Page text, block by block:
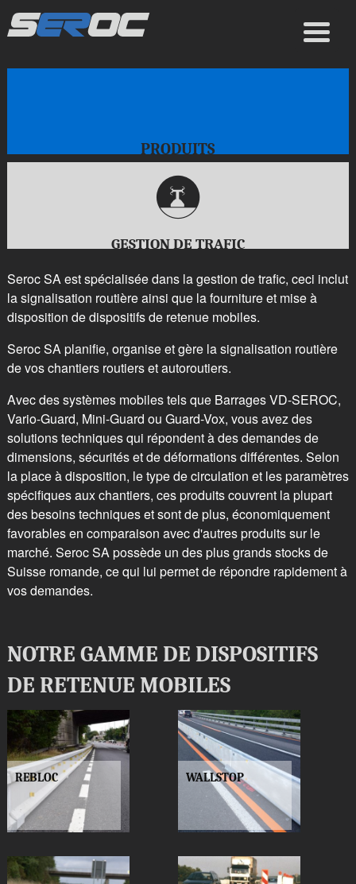
PRODUITS
k
GESTION DE TRAFIC
Seroc SA est spécialisée dans la gestion de trafic, ceci inclut
la signalisation routière ainsi que la fourniture et mise à
disposition de dispositifs de retenue mobiles.
Seroc SA planifie, organise et gère la signalisation routière
de vos chantiers routiers et autoroutiers.
Avec des systèmes mobiles tels que Barrages VD-SEROC,
Vario-Guard, Mini-Guard ou Guard-Vox, vous avez des
solutions techniques qui répondent à des demandes de
dimensions, sécurités et de déformations différentes. Selon
la place à disposition, le type de circulation et les paramètres
spécifiques aux chantiers, ces produits couvrent la plupart
des besoins techniques et sont de plus, économiquement
favorables en comparaison avec d'autres produits sur le
marché. Seroc SA possède un des plus grands stocks de
Suisse romande, ce qui lui permet de répondre rapidement à
vos demandes.
NOTRE GAMME DE DISPOSITIFS
DE RETENUE MOBILES
REBLOC WALLSTOP